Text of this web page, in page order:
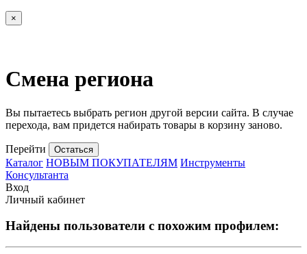
×
Смена региона
Вы пытаетесь выбрать регион другой версии сайта. В случае
перехода, вам придется набирать товары в корзину заново.
Перейти Остаться
Каталог НОВЫМ ПОКУПАТЕЛЯМ Инструменты
Консультанта
Вход
Личный кабинет
Найдены пользователи с похожим профилем: